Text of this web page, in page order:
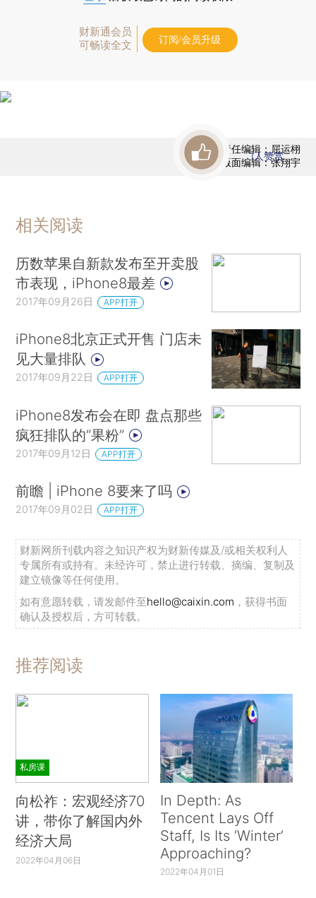
财新通会员
可畅读全文
订阅/会员升级
责任编辑：屈运栩
版面编辑：张翔宇
1人赞赏
相关阅读
历数苹果自新款发布至开卖股
市表现，iPhone8最差
2017年09月26日 APP打开
iPhone8北京正式开售 门店未
见大量排队
2017年09月22日 APP打开
iPhone8发布会在即 盘点那些
疯狂排队的“果粉”
2017年09月12日 APP打开
前瞻 | iPhone 8要来了吗
2017年09月02日 APP打开
财新网所刊载内容之知识产权为财新传媒及/或相关权利人
专属所有或持有。未经许可，禁止进行转载、摘编、复制及
建立镜像等任何使用。
如有意愿转载，请发邮件至hello@caixin.com ，获得书面
确认及授权后，方可转载。
推荐阅读
私房课
向松祚：宏观经济70
讲，带你了解国内外
经济大局
2022年04月06日
In Depth: As
Tencent Lays Off
Staff, Is Its ‘Winter’
Approaching?
2022年04月01日